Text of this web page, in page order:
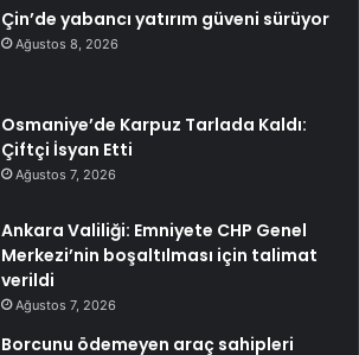
Çin’de yabancı yatırım güveni sürüyor
Ağustos 8, 2026
Osmaniye’de Karpuz Tarlada Kaldı:
Çiftçi İsyan Etti
Ağustos 7, 2026
Ankara Valiliği: Emniyete CHP Genel
Merkezi’nin boşaltılması için talimat
verildi
Ağustos 7, 2026
Borcunu ödemeyen araç sahipleri